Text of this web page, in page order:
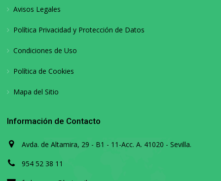
Avisos Legales
Política Privacidad y Protección de Datos
Condiciones de Uso
Política de Cookies
Mapa del Sitio
Información de Contacto
Avda. de Altamira, 29 - B1 - 11-Acc. A. 41020 - Sevilla.
954 52 38 11